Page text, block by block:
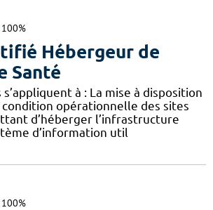
100%
Hébergeur de
Santé
à : La mise à disposition
opérationnelle des sites
d’héberger l’infrastructure
d’information util
100%